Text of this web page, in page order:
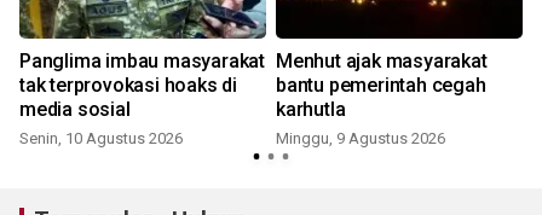
Panglima imbau masyarakat
tak terprovokasi hoaks di
media sosial
Senin, 10 Agustus 2026
Menhut ajak masyarakat
bantu pemerintah cegah
karhutla
Minggu, 9 Agustus 2026